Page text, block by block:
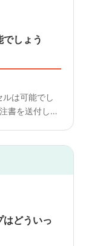
でしょう
ルは可能でし
を送付し、
はどういっ